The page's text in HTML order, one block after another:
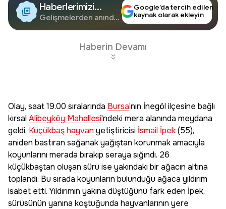
Haberlerimizi
Google'da Takip
Edin
Gelişmelerden anında
Google’da tercih edilen
kaynak olarak ekleyin
Haberin Devamı
Olay, saat 19.00 sıralarında Bursa’nın İnegöl ilçesine bağlı
kırsalAlibeyköy Mahallesi'ndeki mera alanında meydana
geldi. Küçükbaş hayvan yetiştiricisi İsmail İpek(55),
aniden bastıran sağanak yağıştan korunmak amacıyla
koyunlarını merada bırakıp seraya sığındı. 26
küçükbaştan oluşan sürü ise yakındaki bir ağacın altına
toplandı. Bu sırada koyunların bulunduğu ağaca yıldırım
isabet etti. Yıldırımın yakına düştüğünü fark eden İpek,
sürüsünün yanına koştuğunda hayvanlarının yere